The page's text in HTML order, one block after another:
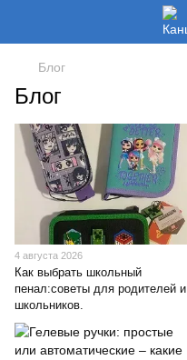
Блог
Блог
4 августа 2026
Как выбрать школьный
пенал:советы для родителей и
школьников.